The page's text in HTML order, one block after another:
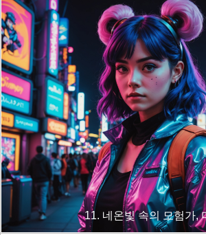
11. 네온빛 속의 모험가,